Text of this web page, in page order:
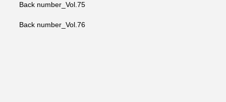
Back number_Vol.75
Back number_Vol.76